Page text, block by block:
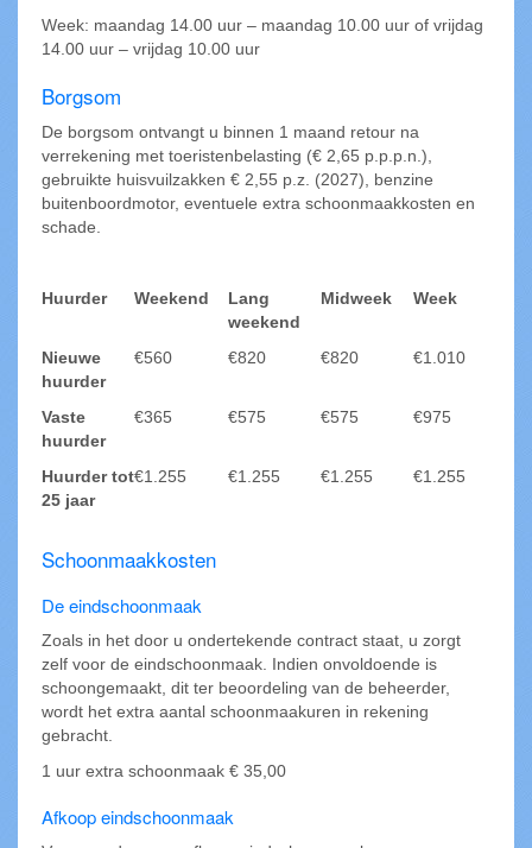
Week: maandag 14.00 uur – maandag 10.00 uur of vrijdag
14.00 uur – vrijdag 10.00 uur
Borgsom
De borgsom ontvangt u binnen 1 maand retour na
verrekening met toeristenbelasting (€ 2,65 p.p.p.n.),
gebruikte huisvuilzakken € 2,55 p.z. (2027), benzine
buitenboordmotor, eventuele extra schoonmaakkosten en
schade.
Huurder Weekend
Lang
weekend
Midweek Week
Nieuwe
huurder
€560 €820 €820 €1.010
Vaste
huurder
€365 €575 €575 €975
Huurder tot
25 jaar
€1.255 €1.255 €1.255 €1.255
Schoonmaakkosten
De eindschoonmaak
Zoals in het door u ondertekende contract staat, u zorgt
zelf voor de eindschoonmaak. Indien onvoldoende is
schoongemaakt, dit ter beoordeling van de beheerder,
wordt het extra aantal schoonmaakuren in rekening
gebracht.
1 uur extra schoonmaak € 35,00
Afkoop eindschoonmaak